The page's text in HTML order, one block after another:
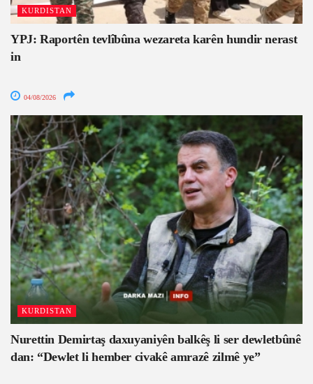
KURDISTAN
YPJ: Raportên tevlîbûna wezareta karên hundir nerast
in
04/08/2026
KURDISTAN
Nurettin Demirtaş daxuyaniyên balkêş li ser dewletbûnê
dan: “Dewlet li hember civakê amrazê zilmê ye”